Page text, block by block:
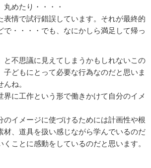
めたり・・・・
表情で試行錯誤しています。それが最終的
・・・・でも、なにかしら満足して帰っ
不思議に見えてしまうかもしれないこの
どもにとって必要な行為なのだと思いま
ね。
に工作という形で働きかけて自分のイメ
イメージに使づけるためには計画性や根
、道具を扱い感じながら学んでいるのだ
ことに感動をしているのだと思います。